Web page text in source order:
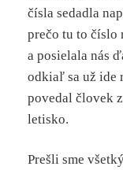
čísla sedadla
prečo tu to číslo
a posielala nás
odkiaľ sa už ide
povedal človek
letisko.
Prešli sme